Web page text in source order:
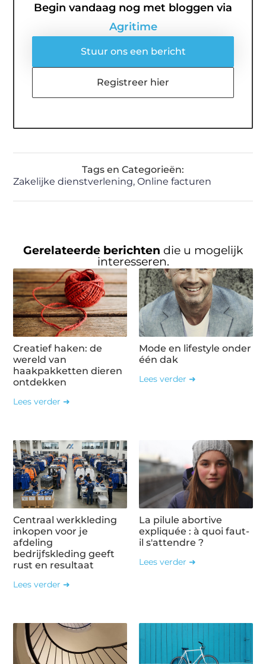
Begin vandaag nog met bloggen via
Agritime
Stuur ons een bericht
Registreer hier
Tags en Categorieën:
Zakelijke dienstverlening,Online facturen
Gerelateerde berichten die u mogelijk
interesseren.
Creatief haken: de
wereld van
haakpakketten dieren
ontdekken
Lees verder ➜
Mode en lifestyle onder
één dak
Lees verder ➜
Centraal werkkleding
inkopen voor je
afdeling
bedrijfskleding geeft
rust en resultaat
Lees verder ➜
La pilule abortive
expliquée : à quoi faut-
il s'attendre ?
Lees verder ➜